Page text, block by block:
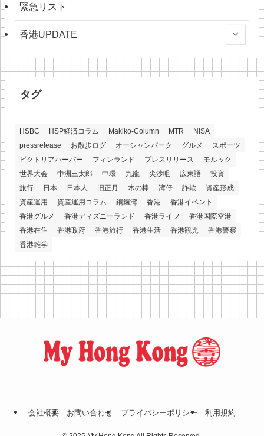
緊急リスト
香港UPDATE
タグ
HSBC HSP経済コラム Makiko-Column MTR
NISA
pressrelease
お散歩ログ オーシャンパーク グルメ
スポーツ
ビクトリアハーバー
フィンランド プレスリリース
モルック
世界大会
中洲三太郎 中環 九龍 尖沙咀 広東語
投資
旅行
日本 日本人 旧正月 木の棒 湾仔 詐欺
資産形成
資産運用
資産運用コラム 銅鑼湾 香港
香港イベント
香港グルメ
香港ディズニーランド 香港ライフ
香港国際空港
香港在住
香港政府 香港旅行 香港生活 香港観光
香港警察
香港雑学
会社概要 お問い合わせ プライバシーポリシー 利⽤規約